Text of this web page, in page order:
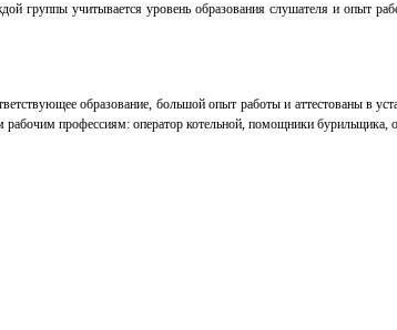
группы учитывается уровень образования слушателя и опыт
образование, большой опыт работы и аттестованы
профессиям: оператор котельной, помощники бурильщика,